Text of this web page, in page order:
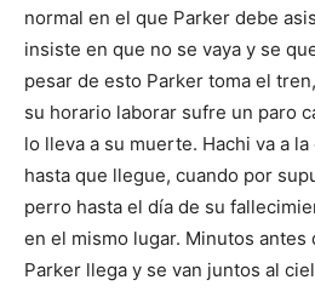
normal en el que Parker debe
insiste en que no se vaya y se
pesar de esto Parker toma el
su horario laborar sufre un paro
lo lleva a su muerte. Hachi va a
hasta que llegue, cuando por
perro hasta el día de su
en el mismo lugar. Minutos antes
Parker llega y se van juntos al